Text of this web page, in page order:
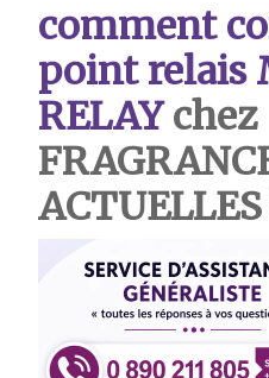
comment
point relais
RELAYchez